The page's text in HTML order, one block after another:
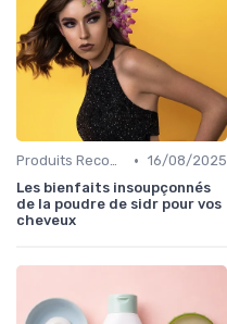
Produits Recommandés • 16/08/2025
Les bienfaits insoupçonnés
de la poudre de sidr pour vos
cheveux